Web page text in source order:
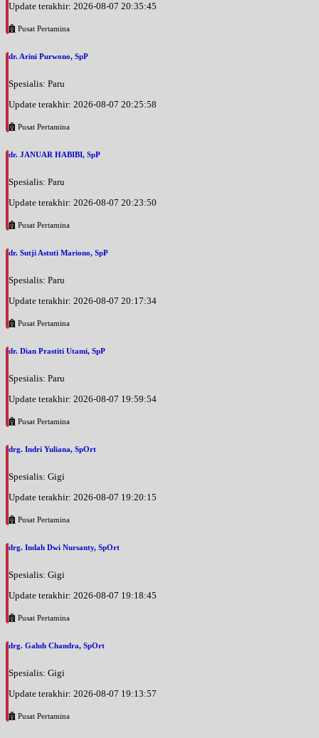
Update terakhir: 2026-08-07 20:35:45
Pusat Pertamina
dr. Arini Purwono, SpP
Spesialis: Paru
Update terakhir: 2026-08-07 20:25:58
Pusat Pertamina
dr. JANUAR HABIBI, SpP
Spesialis: Paru
Update terakhir: 2026-08-07 20:23:50
Pusat Pertamina
dr. Sutji Astuti Mariono, SpP
Spesialis: Paru
Update terakhir: 2026-08-07 20:17:34
Pusat Pertamina
dr. Dian Prastiti Utami, SpP
Spesialis: Paru
Update terakhir: 2026-08-07 19:59:54
Pusat Pertamina
drg. Indri Yuliana, SpOrt
Spesialis: Gigi
Update terakhir: 2026-08-07 19:20:15
Pusat Pertamina
drg. Indah Dwi Nursanty, SpOrt
Spesialis: Gigi
Update terakhir: 2026-08-07 19:18:45
Pusat Pertamina
drg. Galuh Chandra, SpOrt
Spesialis: Gigi
Update terakhir: 2026-08-07 19:13:57
Pusat Pertamina